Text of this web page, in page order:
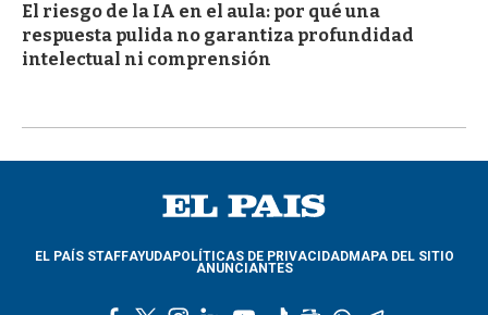
El riesgo de la IA en el aula: por qué una
respuesta pulida no garantiza profundidad
intelectual ni comprensión
EL PAÍS STAFFAYUDAPOLÍTICAS DE PRIVACIDADMAPA DEL SITIO
ANUNCIANTES